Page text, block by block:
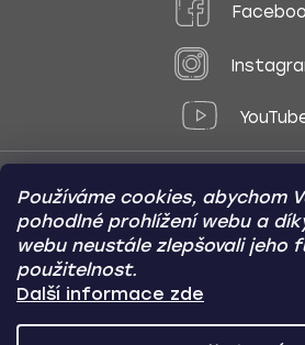
Používáme cookies, abychom
pohodlné prohlížení webu a
webu neustále zlepšovali jeho
použitelnost.
Další informace zde
Způsoby
Online
Převod